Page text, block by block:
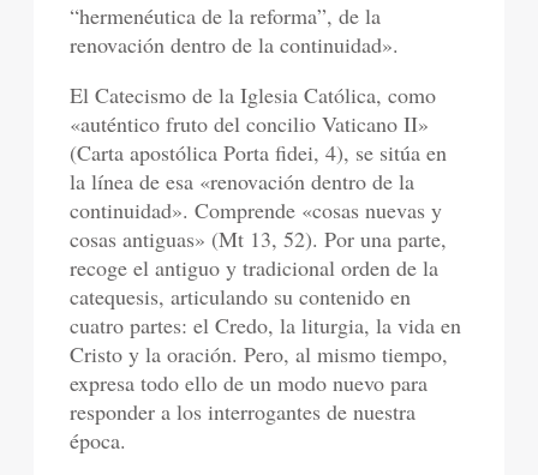
“hermenéutica de la reforma”, de la
renovación dentro de la continuidad».
El Catecismo de la Iglesia Católica, como
«auténtico fruto del concilio Vaticano II»
(Carta apostólica Porta fidei, 4), se sitúa en
la línea de esa «renovación dentro de la
continuidad». Comprende «cosas nuevas y
cosas antiguas» (Mt 13, 52). Por una parte,
recoge el antiguo y tradicional orden de la
catequesis, articulando su contenido en
cuatro partes: el Credo, la liturgia, la vida en
Cristo y la oración. Pero, al mismo tiempo,
expresa todo ello de un modo nuevo para
responder a los interrogantes de nuestra
época.